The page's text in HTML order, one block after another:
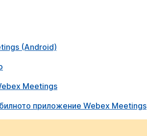
(Android)
Meetings
приложение Webex Meetings